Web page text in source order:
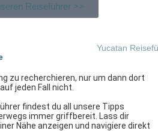
Reiseführer >>
zu recherchieren, nur um dann dort
jeden Fall nicht.
findest du all unsere Tipps
immer griffbereit. Lass dir
Nähe anzeigen und navigiere direkt